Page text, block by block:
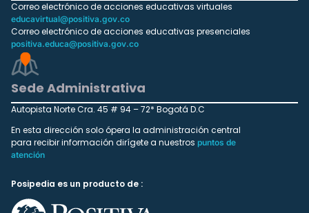
Correo electrónico de acciones educativas virtuales
educavirtual@positiva.gov.co
Correo electrónico de acciones educativas presenciales
positiva.educa@positiva.gov.co
Sede Administrativa
Autopista Norte Cra. 45 # 94 – 72* Bogotá D.C
En esta dirección solo ópera la administración central
para recibir información dirígete a nuestros puntos de
atención
Posipedia es un producto de :